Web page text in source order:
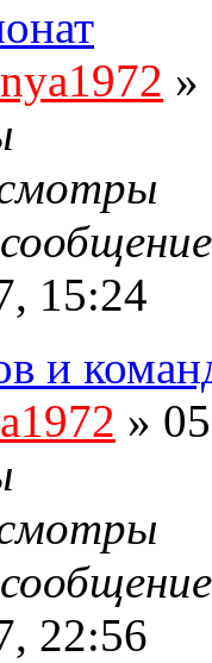
»
15:24
и
»
22:56